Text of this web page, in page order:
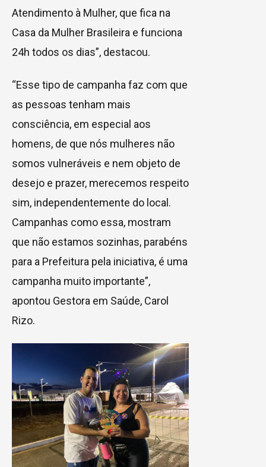
Atendimento à Mulher, que fica na
Casa da Mulher Brasileira e funciona
24h todos os dias”, destacou.
“Esse tipo de campanha faz com que
as pessoas tenham mais
consciência, em especial aos
homens, de que nós mulheres não
somos vulneráveis e nem objeto de
desejo e prazer, merecemos respeito
sim, independentemente do local.
Campanhas como essa, mostram
que não estamos sozinhas, parabéns
para a Prefeitura pela iniciativa, é uma
campanha muito importante”,
apontou Gestora em Saúde, Carol
Rizo.